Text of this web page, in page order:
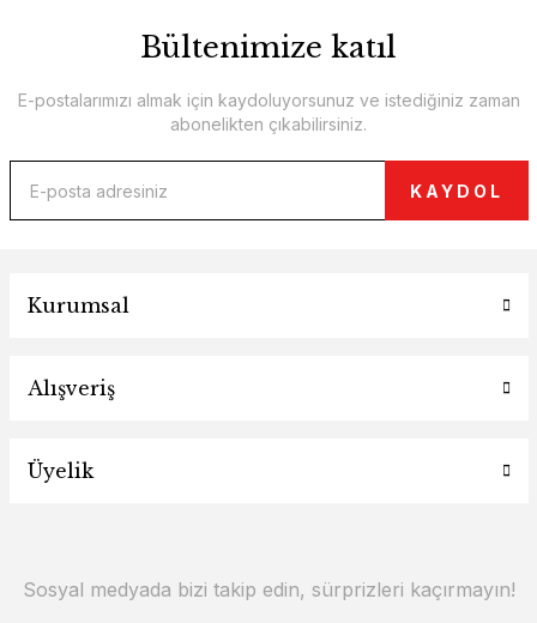
Bültenimize katıl
E-postalarımızı almak için kaydoluyorsunuz ve istediğiniz zaman
abonelikten çıkabilirsiniz.
KAYDOL
Kurumsal
Alışveriş
Üyelik
Sosyal medyada bizi takip edin, sürprizleri kaçırmayın!